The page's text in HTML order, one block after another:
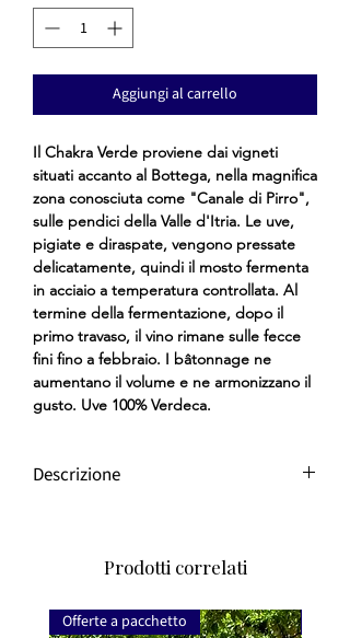
Aggiungi al carrello
Il Chakra Verde proviene dai vigneti
situati accanto al Bottega, nella magnifica
zona conosciuta come "Canale di Pirro",
sulle pendici della Valle d'Itria. Le uve,
pigiate e diraspate, vengono pressate
delicatamente, quindi il mosto fermenta
in acciaio a temperatura controllata. Al
termine della fermentazione, dopo il
primo travaso, il vino rimane sulle fecce
fini fino a febbraio. I bâtonnage ne
aumentano il volume e ne armonizzano il
gusto. Uve 100% Verdeca.
Descrizione
mondo, e la Valle d'Itria è una regione
eccellenza. I viticoltori di questa zona
sono appassionati del loro mestiere
Prodotti correlati
Offerte a pacchetto